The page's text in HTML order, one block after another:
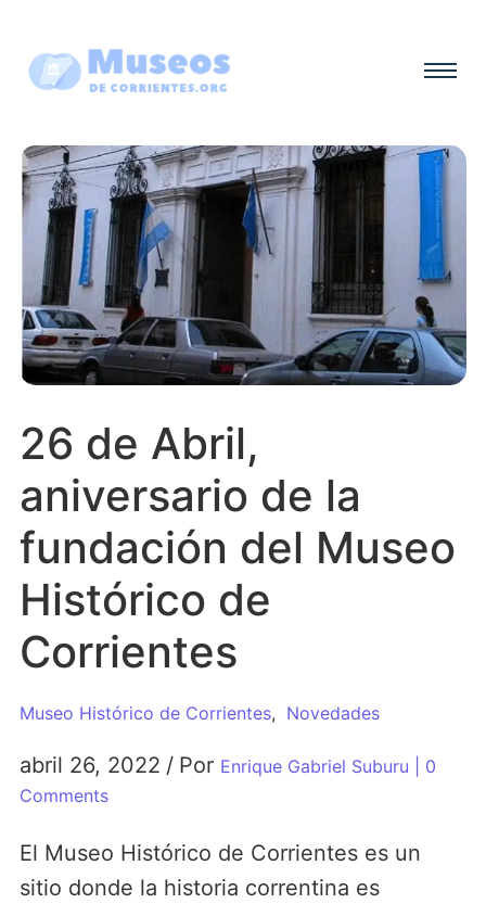
26 de Abril,
aniversario de la
fundación del Museo
Histórico de
Corrientes
Museo Histórico de Corrientes, Novedades
abril 26, 2022 / Por Enrique Gabriel Suburu
| 0
Comments
El Museo Histórico de Corrientes es un
sitio donde la historia correntina es